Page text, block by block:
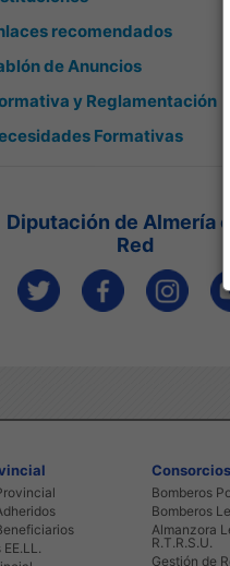
recomendados
de Anuncios
y Reglamentación
Formativas
Diputación de Almería
Red
Consorcios
Bomberos
Bomberos
Almanzora
R.T.R.S.U.
Gestión de